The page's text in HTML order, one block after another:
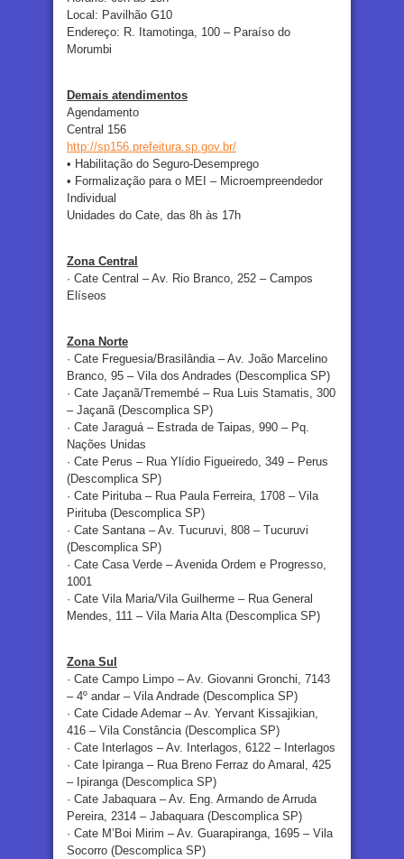
Local: Pavilhão G10
Endereço: R. Itamotinga, 100 – Paraíso do
Morumbi
Demais atendimentos
Agendamento
Central 156
http://sp156.prefeitura.sp. gov.br/
• Habilitação do Seguro-Desemprego
• Formalização para o MEI – Microempreendedor
Individual
Unidades do Cate, das 8h às 17h
Zona Central
· Cate Central – Av. Rio Branco, 252 – Campos
Elíseos
Zona Norte
· Cate Freguesia/Brasilândia – Av. João Marcelino
Branco, 95 – Vila dos Andrades (Descomplica SP)
· Cate Jaçanã/Tremembé – Rua Luis Stamatis, 300
– Jaçanã (Descomplica SP)
· Cate Jaraguá – Estrada de Taipas, 990 – Pq.
Nações Unidas
· Cate Perus – Rua Ylídio Figueiredo, 349 – Perus
(Descomplica SP)
· Cate Pirituba – Rua Paula Ferreira, 1708 – Vila
Pirituba (Descomplica SP)
· Cate Santana – Av. Tucuruvi, 808 – Tucuruvi
(Descomplica SP)
· Cate Casa Verde – Avenida Ordem e Progresso,
1001
· Cate Vila Maria/Vila Guilherme – Rua General
Mendes, 111 – Vila Maria Alta (Descomplica SP)
Zona Sul
· Cate Campo Limpo – Av. Giovanni Gronchi, 7143
– 4º andar – Vila Andrade (Descomplica SP)
· Cate Cidade Ademar – Av. Yervant Kissajikian,
416 – Vila Constância (Descomplica SP)
· Cate Interlagos – Av. Interlagos, 6122 – Interlagos
· Cate Ipiranga – Rua Breno Ferraz do Amaral, 425
– Ipiranga (Descomplica SP)
· Cate Jabaquara – Av. Eng. Armando de Arruda
Pereira, 2314 – Jabaquara (Descomplica SP)
· Cate M’Boi Mirim – Av. Guarapiranga, 1695 – Vila
Socorro (Descomplica SP)